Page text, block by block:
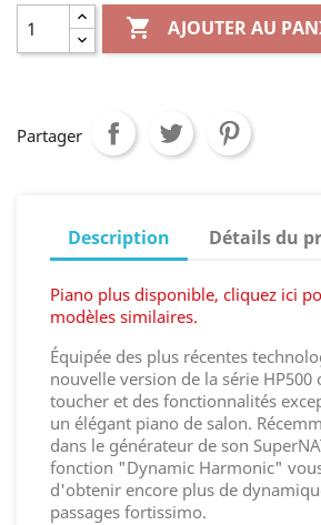
 AJOUTER AU
Partager
Description Détails du
Piano plus disponible, cliquez ici
modèles similaires.
Équipée des plus récentes
nouvelle version de la série HP500
toucher et des fonctionnalités
un élégant piano de salon.
dans le générateur de son
fonction "Dynamic Harmonic"
d'obtenir encore plus de
passages fortissimo.